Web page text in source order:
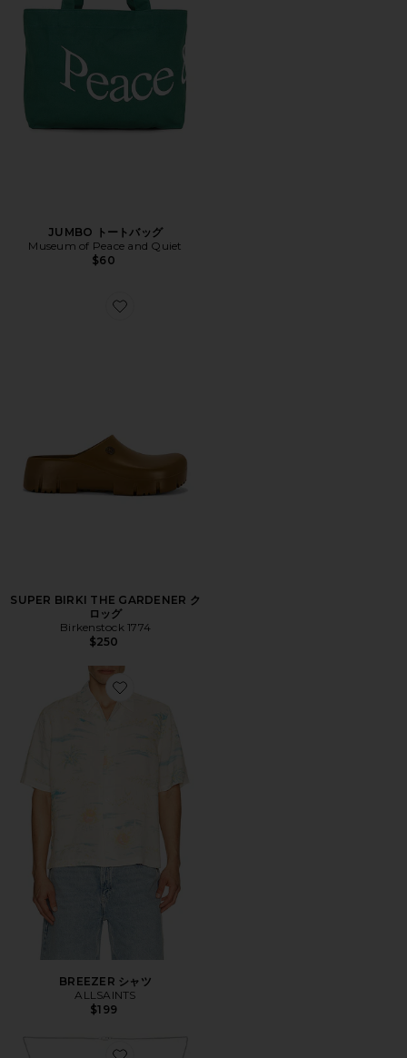
JUMBO トートバッグ
Museum of Peace and Quiet
$60
Favorite SUPER BIRKI THE GARDENER クロッグ
SUPER BIRKI THE GARDENER ク
ロッグ
Birkenstock 1774
$250
Favorite BREEZER シャツ
BREEZER シャツ
ALLSAINTS
$199